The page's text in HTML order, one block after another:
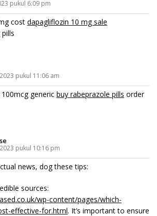
pukul 6:09 pm
cost dapagliflozin 10 mg sale
pukul 11:06 am
generic buy rabeprazole pills order
pukul 10:16 pm
news, dog these tips:
sources:
wp-content/pages/which-
effective-for.html. It’s important to ensure